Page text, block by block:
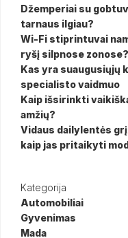
Džemperiai su
tarnaus ilgiau?
Wi-Fi stiprintuvai
ryšį silpnose zonose?
Kas yra suaugusiųjų
specialisto vaidmuo
Kaip išsirinkti
amžių?
Vidaus dailylentės
kaip jas pritaikyti
Kategorija
Automobiliai
Gyvenimas
Mada